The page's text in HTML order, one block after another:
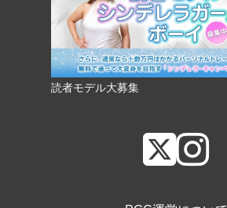
読者モデル大募集